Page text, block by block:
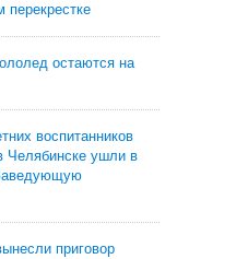
перекрестке
остаются на
воспитанников
Челябинске ушли в
приговор